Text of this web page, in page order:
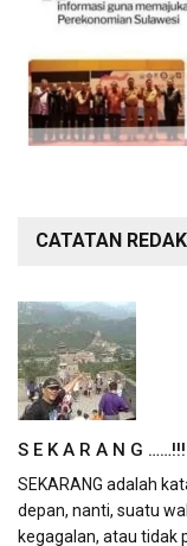
CATATAN
S E K A R A N G ……!!!
SEKARANG adalah
depan, nanti, suatu
kegagalan, atau tidak